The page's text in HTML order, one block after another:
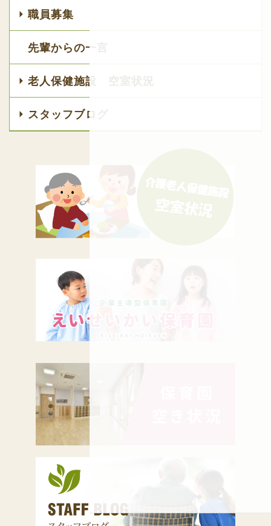
職員募集
先輩からの一言
老人保健施設 空室状況
スタッフブログ